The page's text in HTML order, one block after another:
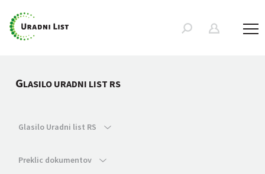
GLASILO URADNI LIST RS
Glasilo Uradni list RS
Preklic dokumentov